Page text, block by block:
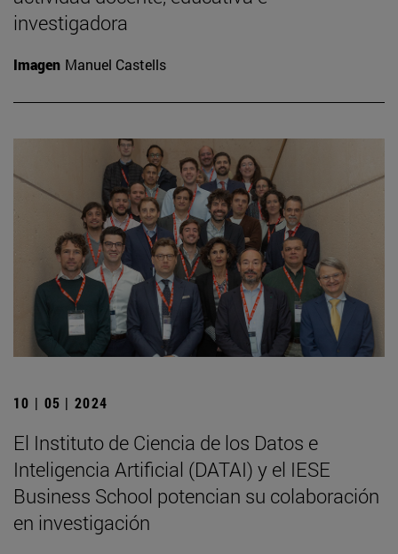
investigadora
Imagen Manuel Castells
10 | 05 | 2024
El Instituto de Ciencia de los Datos e
Inteligencia Artificial (DATAI) y el IESE
Business School potencian su colaboración
en investigación